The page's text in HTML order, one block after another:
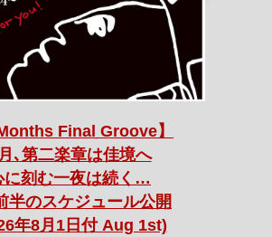
Final Groove】
､第二楽章は佳境へ
に刻む一夜は続く…
半のスケジュール公開
年8月1日付 Aug 1st)